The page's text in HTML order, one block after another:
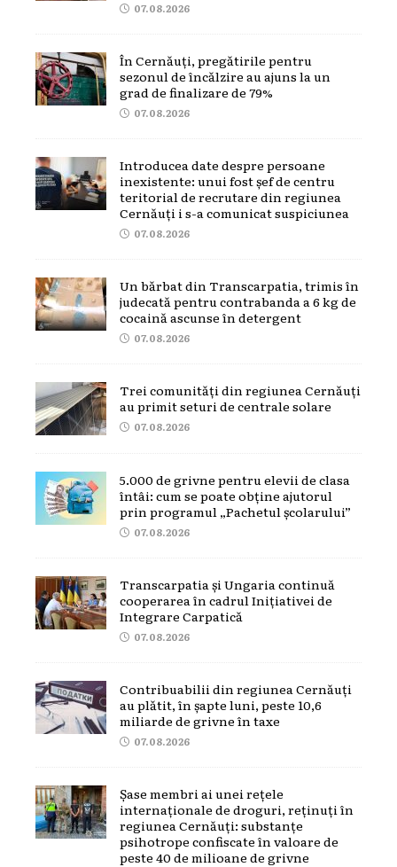
07.08.2026
În Cernăuți, pregătirile pentru
sezonul de încălzire au ajuns la un
grad de finalizare de 79%
07.08.2026
Introducea date despre persoane
inexistente: unui fost șef de centru
teritorial de recrutare din regiunea
Cernăuți i s-a comunicat suspiciunea
07.08.2026
Un bărbat din Transcarpatia, trimis în
judecată pentru contrabanda a 6 kg de
cocaină ascunse în detergent
07.08.2026
Trei comunități din regiunea Cernăuți
au primit seturi de centrale solare
07.08.2026
5.000 de grivne pentru elevii de clasa
întâi: cum se poate obține ajutorul
prin programul „Pachetul școlarului”
07.08.2026
Transcarpatia și Ungaria continuă
cooperarea în cadrul Inițiativei de
Integrare Carpatică
07.08.2026
Contribuabilii din regiunea Cernăuți
au plătit, în șapte luni, peste 10,6
miliarde de grivne în taxe
07.08.2026
Șase membri ai unei rețele
internaționale de droguri, reținuți în
regiunea Cernăuți: substanțe
psihotrope confiscate în valoare de
peste 40 de milioane de grivne